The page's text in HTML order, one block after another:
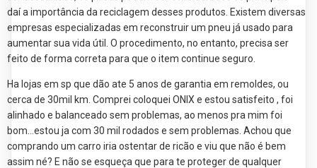
daí a importância da reciclagem desses produtos. Existem diversas
empresas especializadas em reconstruir um pneu já usado para
aumentar sua vida útil. O procedimento, no entanto, precisa ser
feito de forma correta para que o item continue seguro.
Ha lojas em sp que dão ate 5 anos de garantia em remoldes, ou
cerca de 30mil km. Comprei coloquei ONIX e estou satisfeito , foi
alinhado e balanceado sem problemas, ao menos pra mim foi
bom…estou ja com 30 mil rodados e sem problemas. Achou que
comprando um carro iria ostentar de ricão e viu que não é bem
assim né? E não se esqueça que para te proteger de qualquer